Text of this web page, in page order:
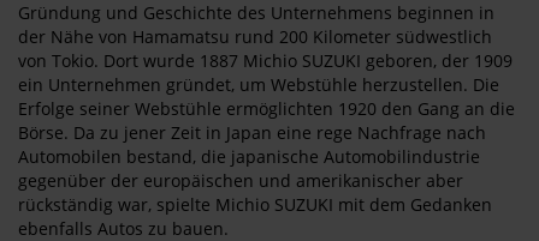
Gründung und Geschichte des Unternehmens beginnen in
der Nähe von Hamamatsu rund 200 Kilometer südwestlich
von Tokio. Dort wurde 1887 Michio SUZUKI geboren, der 1909
ein Unternehmen gründet, um Webstühle herzustellen. Die
Erfolge seiner Webstühle ermöglichten 1920 den Gang an die
Börse. Da zu jener Zeit in Japan eine rege Nachfrage nach
Automobilen bestand, die japanische Automobilindustrie
gegenüber der europäischen und amerikanischer aber
rückständig war, spielte Michio SUZUKI mit dem Gedanken
ebenfalls Autos zu bauen.